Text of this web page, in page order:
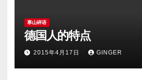
寒山碎语
德国人的特点
2015年4月17日 GINGER